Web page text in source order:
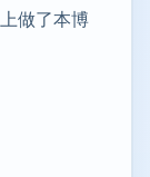
做了本博